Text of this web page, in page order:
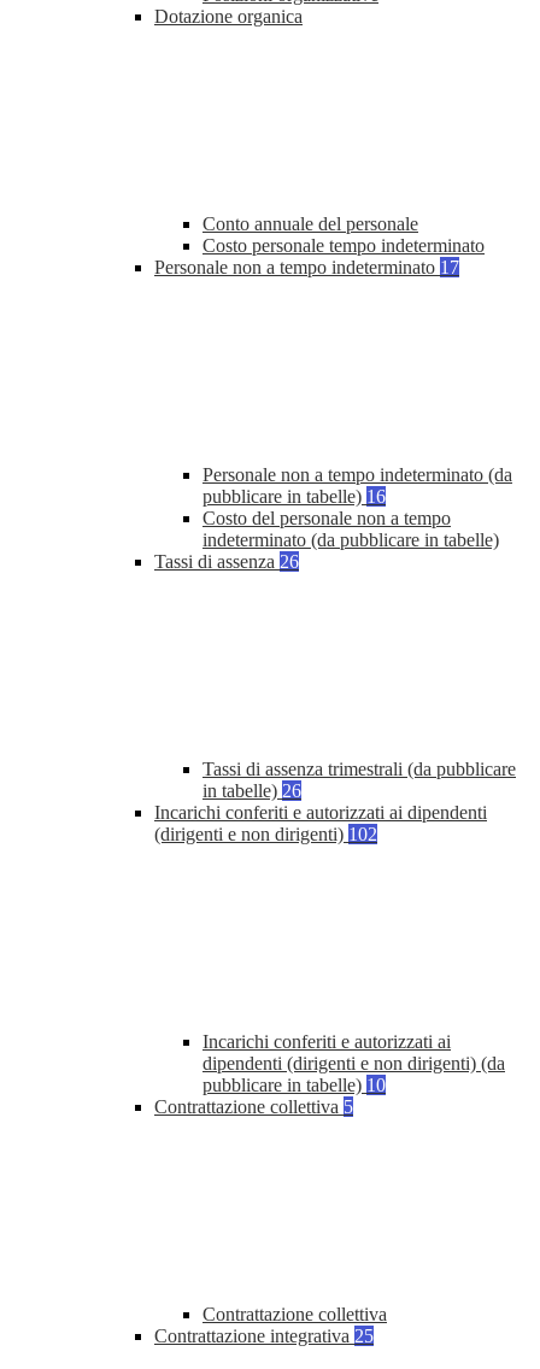
Dotazione organica
Conto annuale del personale
Costo personale tempo indeterminato
Personale non a tempo indeterminato 17
Personale non a tempo indeterminato (da
pubblicare in tabelle) 16
Costo del personale non a tempo
indeterminato (da pubblicare in tabelle)
Tassi di assenza 26
Tassi di assenza trimestrali (da pubblicare
in tabelle) 26
Incarichi conferiti e autorizzati ai dipendenti
(dirigenti e non dirigenti) 102
Incarichi conferiti e autorizzati ai
dipendenti (dirigenti e non dirigenti) (da
pubblicare in tabelle) 10
Contrattazione collettiva 5
Contrattazione collettiva
Contrattazione integrativa 25